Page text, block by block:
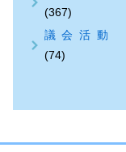
(367)
議会活動
(74)